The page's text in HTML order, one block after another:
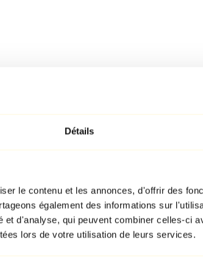
Détails
le contenu et les annonces, d'offrir des
également des informations sur
et d'analyse, qui peuvent combiner celles-ci
lors de votre utilisation de leurs services.